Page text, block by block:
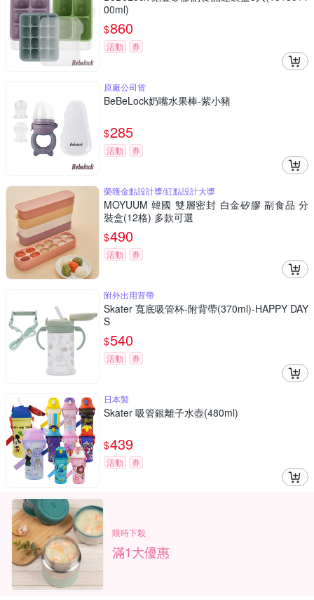
00ml)
$860
活動 券
原廠公司貨
BeBeLock奶嘴水果棒-紫小豬
$285
活動 券
榮獲金點設計獎/紅點設計大獎
MOYUUM 韓國 雙層密封 白金矽膠 副食品 分
裝盒(12格) 多款可選
$490
活動 券
附外出用背帶
Skater 寬底吸管杯-附背帶(370ml)-HAPPY DAY
S
$540
活動 券
日本製
Skater 吸管銀離子水壺(480ml)
$439
活動 券
限時下殺
滿1大優惠